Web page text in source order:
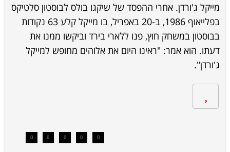
מייקל ג'ורדן. אחרי ההפסד של שיקגו בולס לבוסטון סלטיקס
בפלייאוף 1986, ב-20 באפריל, בו מייקל קלע 63 נקודות
בבוסטון במשחק חוץ, פנו ללארי בירד וביקשו ממנו את
דעתו. הוא אמר: "ראינו היום את אלוהים מחופש למייקל
ג'ורדן".